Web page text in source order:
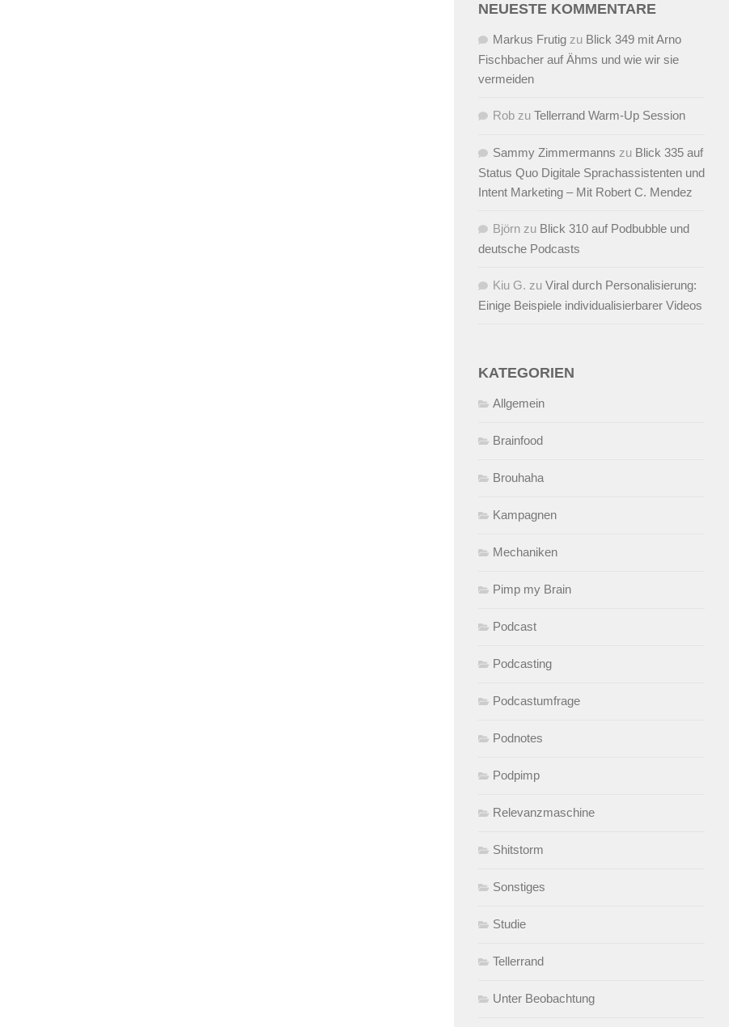
NEUESTE KOMMENTARE
Markus Frutig zu Blick 349 mit Arno
Fischbacher auf Ähms und wie wir sie
vermeiden
Rob zu Tellerrand Warm-Up Session
Sammy Zimmermanns zu Blick 335 auf
Status Quo Digitale Sprachassistenten und
Intent Marketing – Mit Robert C. Mendez
Björn zu Blick 310 auf Podbubble und
deutsche Podcasts
Kiu G. zu Viral durch Personalisierung:
Einige Beispiele individualisierbarer Videos
KATEGORIEN
Allgemein
Brainfood
Brouhaha
Kampagnen
Mechaniken
Pimp my Brain
Podcast
Podcasting
Podcastumfrage
Podnotes
Podpimp
Relevanzmaschine
Shitstorm
Sonstiges
Studie
Tellerrand
Unter Beobachtung